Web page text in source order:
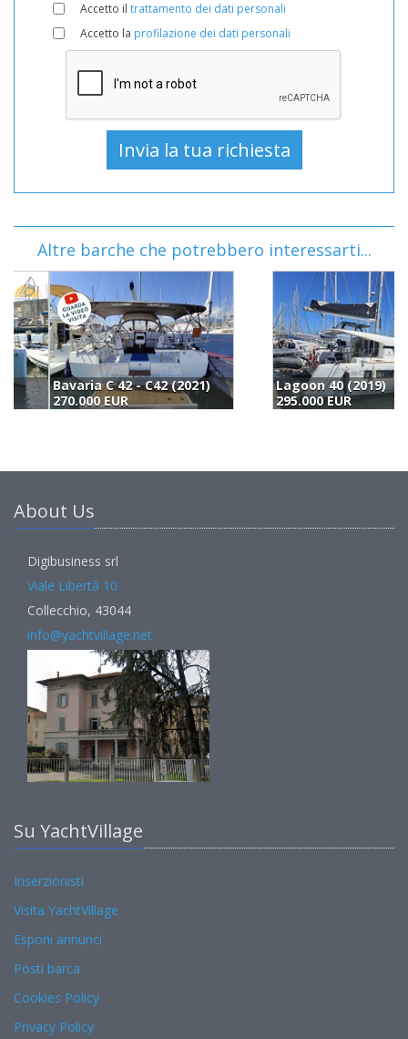
Accetto il trattamento dei dati personali
Accetto la profilazione dei dati personali
Altre barche che potrebbero interessarti...
Lagoon 40 (2019)
295.000 EUR
About Us
Digibusiness srl
Viale Libertà 10
Collecchio, 43044
info@yachtvillage.net
Su YachtVillage
Inserzionisti
Visita YachtVillage
Esponi annunci
Posti barca
Cookies Policy
Privacy Policy